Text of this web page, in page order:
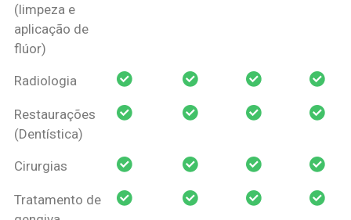
(limpeza e
aplicação de
flúor)
Radiologia
Restaurações
(Dentística)
Cirurgias
Tratamento de